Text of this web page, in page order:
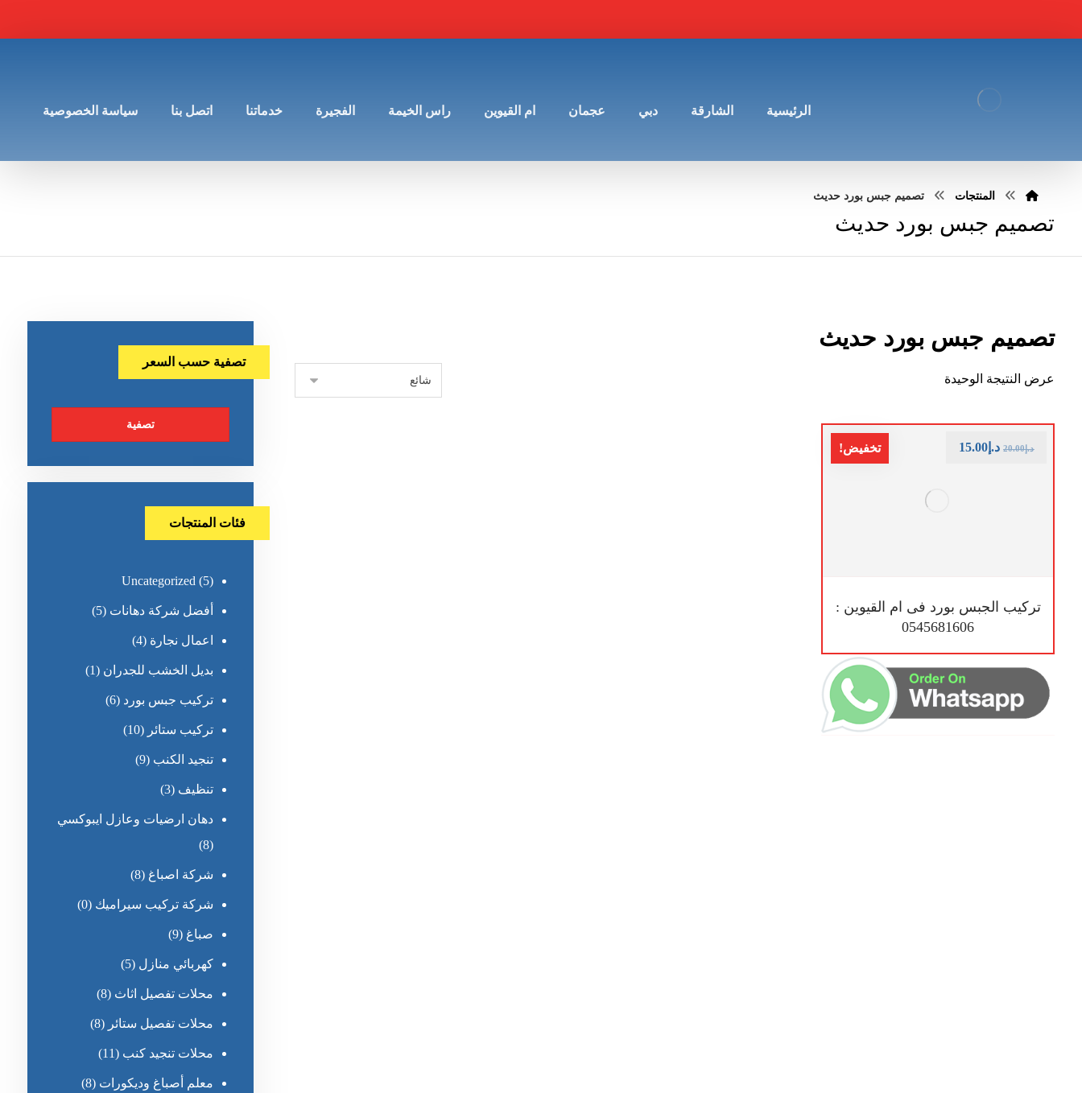
الرئيسية الشارقة دبي عجمان ام القيوين راس الخيمة الفجيرة خدماتنا اتصل بنا سياسة الخصوصية
المنتجات تصميم جبس بورد حديث
تصميم جبس بورد حديث
تصميم جبس بورد حديث
عرض النتيجة الوحيدة
تخفيض!
تركيب الجبس بورد فى ام القيوين :
0545681606
د.إ20.00 د.إ 15.00
تصفية حسب السعر
تصفية
فئات المنتجات
Uncategorized (5)
أفضل شركة دهانات (5)
اعمال نجارة (4)
بديل الخشب للجدران (1)
تركيب جبس بورد (6)
تركيب ستائر (10)
تنجيد الكنب (9)
تنظيف (3)
دهان ارضيات وعازل ايبوكسي
(8)
شركة اصباغ (8)
شركة تركيب سيراميك (0)
صباغ (9)
كهربائي منازل (5)
محلات تفصيل اثاث (8)
محلات تفصيل ستائر (8)
محلات تنجيد كنب (11)
معلم أصباغ وديكورات (8)